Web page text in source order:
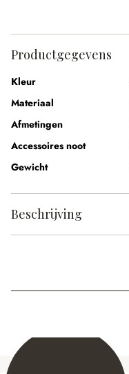
Productgegevens
Kleur
Materiaal
Afmetingen
Accessoires noot
Gewicht
Beschrijving